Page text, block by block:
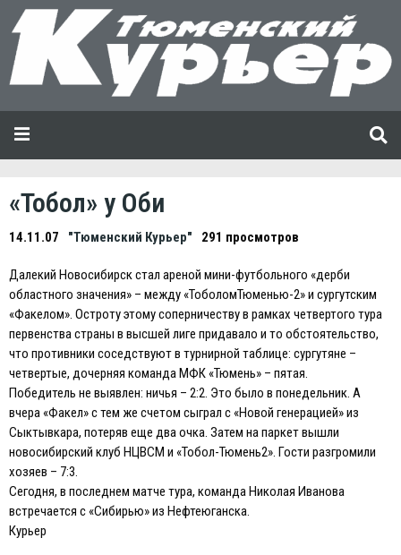
«Тобол» у Оби
14.11.07 "Тюменский Курьер" 291 просмотров
Далекий Новосибирск стал ареной мини-футбольного «дерби
областного значения» – между «ТоболомТюменью-2» и сургутским
«Факелом». Остроту этому соперничеству в рамках четвертого тура
первенства страны в высшей лиге придавало и то обстоятельство,
что противники соседствуют в турнирной таблице: сургутяне –
четвертые, дочерняя команда МФК «Тюмень» – пятая.
Победитель не выявлен: ничья – 2:2. Это было в понедельник. А
вчера «Факел» с тем же счетом сыграл с «Новой генерацией» из
Сыктывкара, потеряв еще два очка. Затем на паркет вышли
новосибирский клуб НЦВСМ и «Тобол-Тюмень2». Гости разгромили
хозяев – 7:3.
Сегодня, в последнем матче тура, команда Николая Иванова
встречается с «Сибирью» из Нефтеюганска.
Курьер